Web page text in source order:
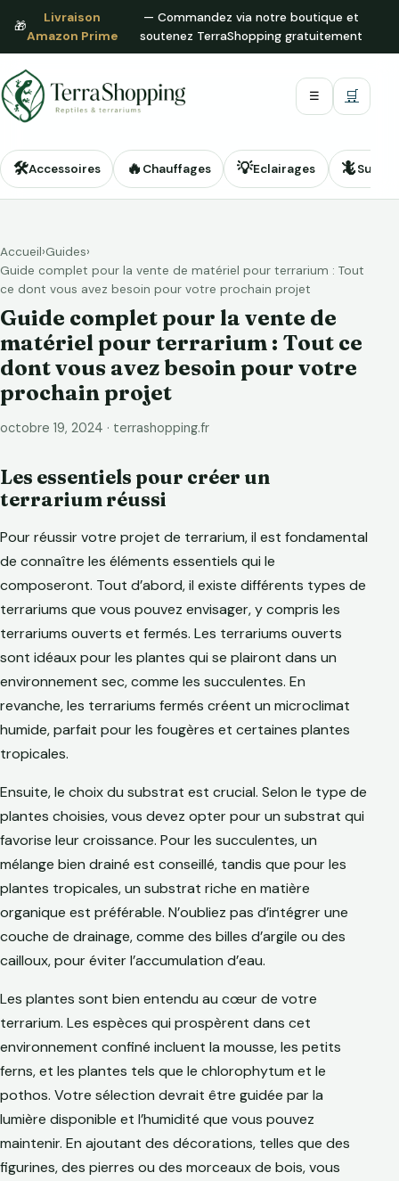
🎁
Livraison
Amazon Prime
— Commandez via notre boutique et
soutenez TerraShopping gratuitement
☰ 🛒
🛠️Accessoires 🔥 Chauffages 💡Eclairages 🦎
Accueil›Guides›
Guide complet pour la vente de matériel pour terrarium : Tout
ce dont vous avez besoin pour votre prochain projet
Guide complet pour la vente de
matériel pour terrarium : Tout ce
dont vous avez besoin pour votre
prochain projet
octobre 19, 2024 · terrashopping.fr
Les essentiels pour créer un
terrarium réussi
Pour réussir votre projet de terrarium, il est fondamental
de connaître les éléments essentiels qui le
composeront. Tout d’abord, il existe différents types de
terrariums que vous pouvez envisager, y compris les
terrariums ouverts et fermés. Les terrariums ouverts
sont idéaux pour les plantes qui se plairont dans un
environnement sec, comme les succulentes. En
revanche, les terrariums fermés créent un microclimat
humide, parfait pour les fougères et certaines plantes
tropicales.
Ensuite, le choix du substrat est crucial. Selon le type de
plantes choisies, vous devez opter pour un substrat qui
favorise leur croissance. Pour les succulentes, un
mélange bien drainé est conseillé, tandis que pour les
plantes tropicales, un substrat riche en matière
organique est préférable. N’oubliez pas d’intégrer une
couche de drainage, comme des billes d’argile ou des
cailloux, pour éviter l’accumulation d’eau.
Les plantes sont bien entendu au cœur de votre
terrarium. Les espèces qui prospèrent dans cet
environnement confiné incluent la mousse, les petits
ferns, et les plantes tels que le chlorophytum et le
pothos. Votre sélection devrait être guidée par la
lumière disponible et l’humidité que vous pouvez
maintenir. En ajoutant des décorations, telles que des
figurines, des pierres ou des morceaux de bois, vous